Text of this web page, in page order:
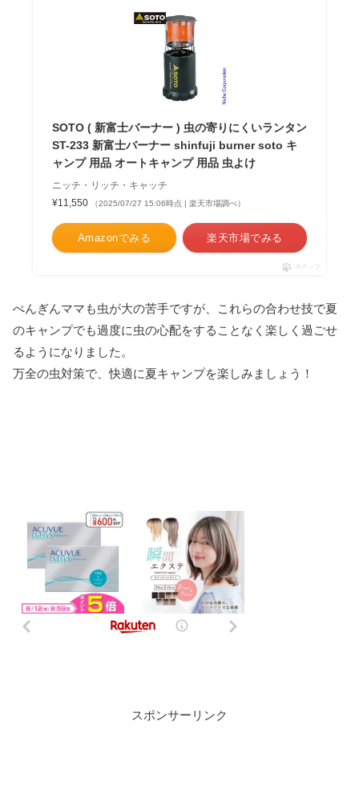
SOTO ( 新富士バーナー ) 虫の寄りにくいランタン
ST-233 新富士バーナー shinfuji burner soto キ
ャンプ 用品 オートキャンプ 用品 虫よけ
ニッチ・リッチ・キャッチ
¥11,550
（2025/07/27 15:06時点 | 楽天市場調べ）
Amazonでみる 楽天市場でみる
ポチップ
ぺんぎんママも虫が大の苦手ですが、これらの合わせ技で夏
のキャンプでも過度に虫の心配をすることなく楽しく過ごせ
るようになりました。
万全の虫対策で、快適に夏キャンプを楽しみましょう！
スポンサーリンク